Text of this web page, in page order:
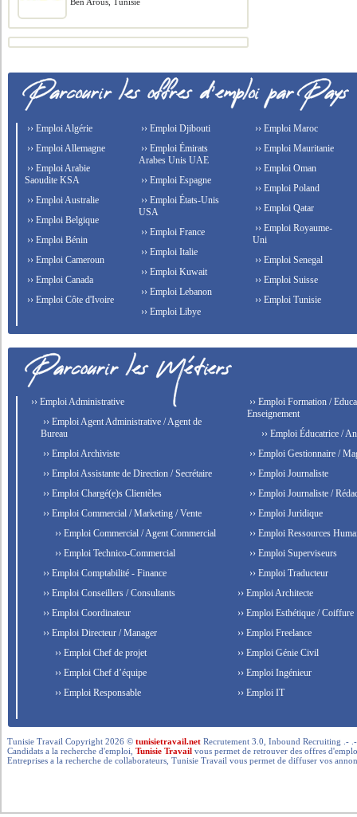
›› Emploi Algérie
›› Emploi Allemagne
›› Emploi Arabie
Saoudite KSA
›› Emploi Australie
›› Emploi Belgique
›› Emploi Bénin
›› Emploi Cameroun
›› Emploi Canada
›› Emploi Côte d'Ivoire
›› Emploi Djibouti
›› Emploi Émirats
Arabes Unis UAE
›› Emploi Espagne
›› Emploi États-Unis
USA
›› Emploi France
›› Emploi Italie
›› Emploi Kuwait
›› Emploi Lebanon
›› Emploi Libye
›› Emploi Maroc
›› Emploi Mauritanie
›› Emploi Oman
›› Emploi Poland
›› Emploi Qatar
›› Emploi Royaume-
Uni
›› Emploi Senegal
›› Emploi Suisse
›› Emploi Tunisie
›› Emploi Administrative
›› Emploi Agent Administrative / Agent de
Bureau
›› Emploi Archiviste
›› Emploi Assistante de Direction / Secrétaire
›› Emploi Chargé(e)s Clientèles
›› Emploi Commercial / Marketing / Vente
›› Emploi Commercial / Agent Commercial
›› Emploi Technico-Commercial
›› Emploi Comptabilité - Finance
›› Emploi Conseillers / Consultants
›› Emploi Coordinateur
›› Emploi Directeur / Manager
›› Emploi Chef de projet
›› Emploi Chef d’équipe
›› Emploi Responsable
›› Emploi Formation /
Enseignement
›› Emploi Éducatrice /
›› Emploi Gestionnaire /
›› Emploi Journaliste
›› Emploi Journaliste /
›› Emploi Juridique
›› Emploi Ressources
›› Emploi Superviseurs
›› Emploi Traducteur
›› Emploi Architecte
›› Emploi Esthétique / Coiffure
›› Emploi Freelance
›› Emploi Génie Civil
›› Emploi Ingénieur
›› Emploi IT
Tunisie Travail Copyright 2026 ©tunisietravail.net Recrutement 3.0, Inbound Recruiting .-
Candidats a la recherche d'emploi,Tunisie Travail vous permet de retrouver des offres
Entreprises a la recherche de collaborateurs, Tunisie Travail vous permet de diffuser vos